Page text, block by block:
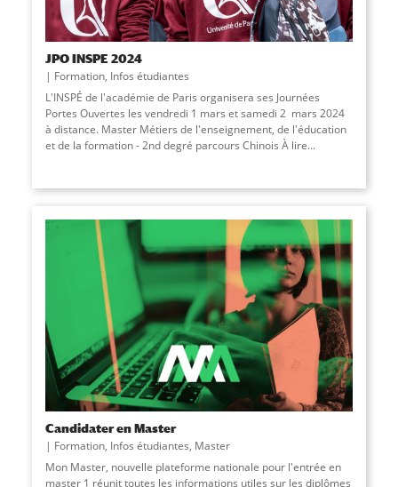
JPO INSPE 2024
Formation, Infos étudiantes
L'INSPÉ de l'académie de Paris organisera ses Journées
Portes Ouvertes les vendredi 1 mars et samedi 2 mars 2024
à distance. Master Métiers de l'enseignement, de l'éducation
et de la formation - 2nd degré parcours Chinois À lire...
Candidater en Master
Formation, Infos étudiantes, Master
Mon Master, nouvelle plateforme nationale pour l'entrée en
master 1 réunit toutes les informations utiles sur les diplômes